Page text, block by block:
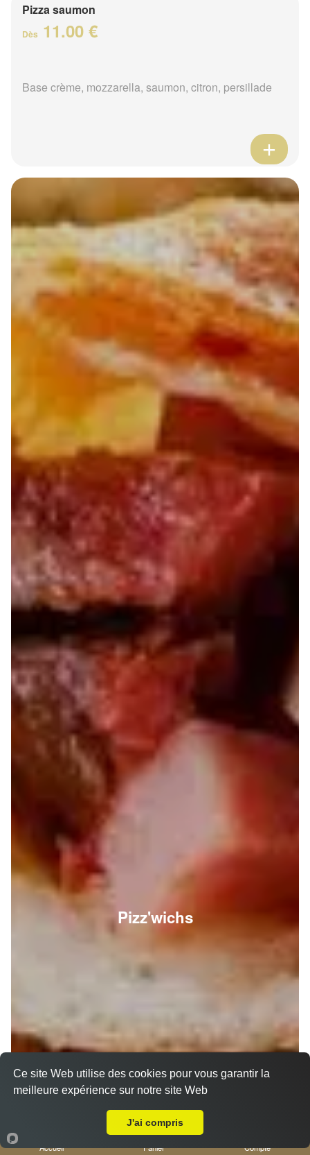
Pizza saumon
Dès 11.00 €
Base crème, mozzarella, saumon, citron, persillade
Pizz'wichs
Accueil Panier Compte
Ce site Web utilise des cookies pour vous garantir la
meilleure expérience sur notre site Web
J'ai compris